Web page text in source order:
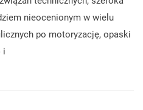
nieocenionym w wielu
po motoryzację, opaski
i